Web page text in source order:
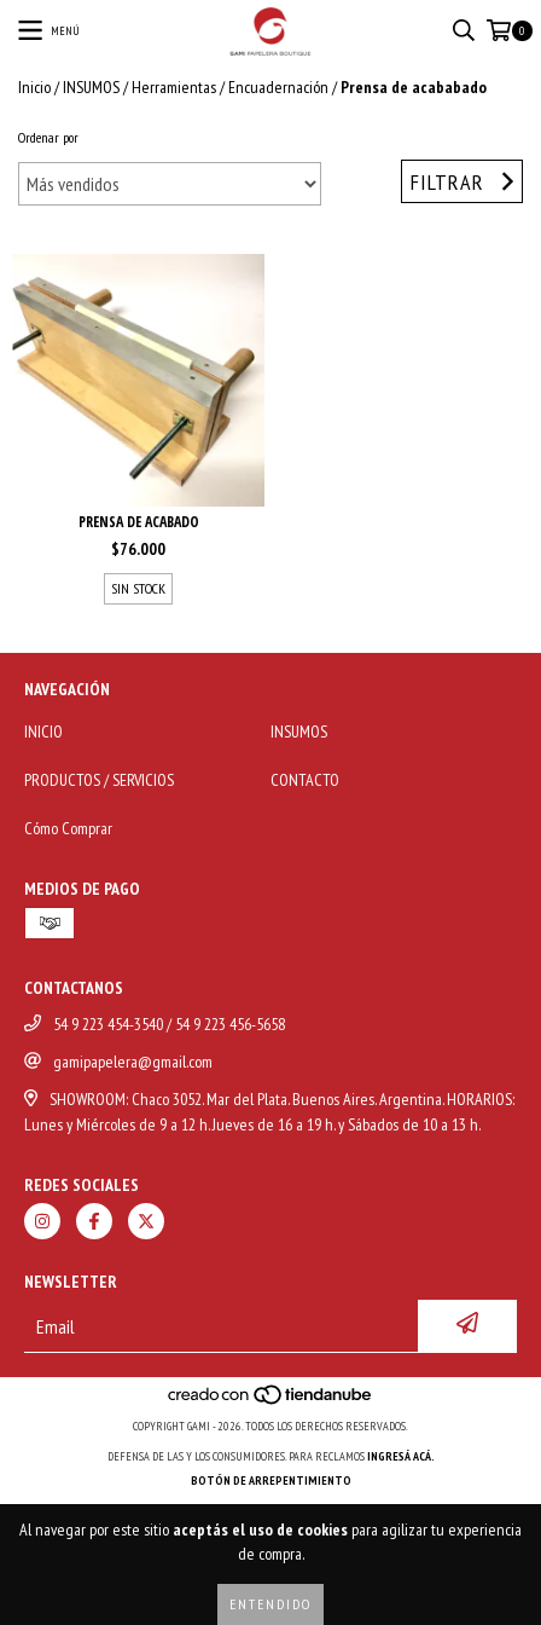
Al navegar por este sitio aceptás el uso de cookiespara agilizar tu experiencia
de compra.
ENTENDIDO
MENÚ 0
Inicio/INSUMOS/Herramientas/Encuadernación / Prensa de acababado
Ordenar por
FILTRAR
PRENSA DE ACABADO
$76.000
SIN STOCK
NAVEGACIÓN
INICIO
INSUMOS
PRODUCTOS / SERVICIOS CONTACTO
Cómo Comprar
MEDIOS DE PAGO
CONTACTANOS
54 9 223 454-3540 / 54 9 223 456-5658
gamipapelera@gmail.com
SHOWROOM: Chaco 3052. Mar del Plata. Buenos Aires. Argentina. HORARIOS:
Lunes y Miércoles de 9 a 12 h. Jueves de 16 a 19 h. y Sábados de 10 a 13 h.
REDES SOCIALES
NEWSLETTER
COPYRIGHT GAMI - 2026. TODOS LOS DERECHOS RESERVADOS.
DEFENSA DE LAS Y LOS CONSUMIDORES. PARA RECLAMOSINGRESÁ ACÁ.
BOTÓN DE ARREPENTIMIENTO